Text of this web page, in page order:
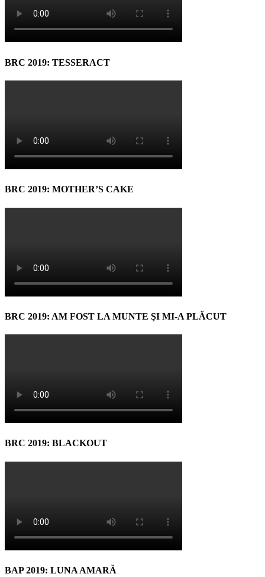
BRC 2019: TESSERACT
BRC 2019: MOTHER’S CAKE
BRC 2019: AM FOST LA MUNTE ŞI MI-A PLĂCUT
BRC 2019: BLACKOUT
BAP 2019: LUNA AMARĂ